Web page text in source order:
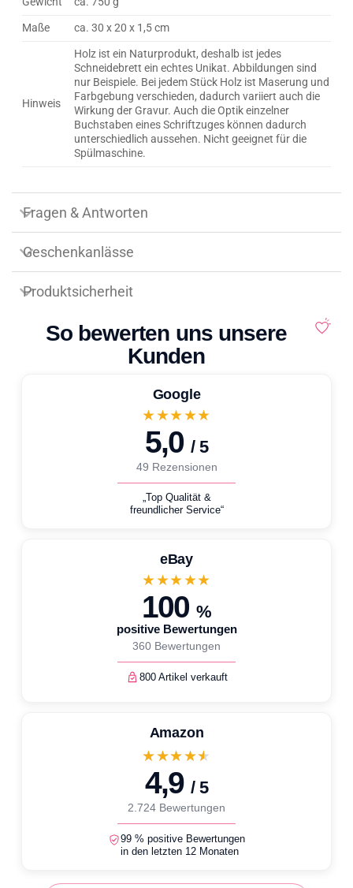
Maße
ca. 30 x 20 x 1,5 cm
Hinweis
Holz ist ein Naturprodukt, deshalb ist jedes
Schneidebrett ein echtes Unikat. Abbildungen sind
nur Beispiele. Bei jedem Stück Holz ist Maserung und
Farbgebung verschieden, dadurch variiert auch die
Wirkung der Gravur. Auch die Optik einzelner
Buchstaben eines Schriftzuges können dadurch
unterschiedlich aussehen. Nicht geeignet für die
Spülmaschine.
Fragen & Antworten
Geschenkanlässe
Produktsicherheit
So bewerten uns unsere
Kunden
Google
★★★★★
5,0 / 5
49 Rezensionen
„Top Qualität &
freundlicher Service“
eBay
★★★★★
100 %
positive Bewertungen
360 Bewertungen
800 Artikel verkauft
Amazon
★★★★★
4,9 / 5
2.724 Bewertungen
99 % positive Bewertungen
in den letzten 12 Monaten